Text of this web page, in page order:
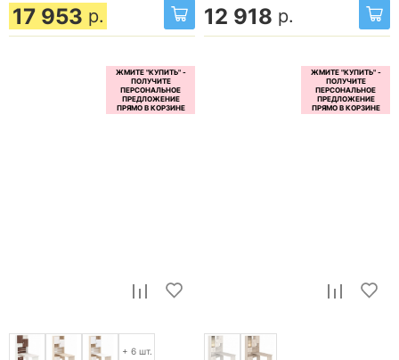
17 953 р. 12 918 р.
+ 6 шт.